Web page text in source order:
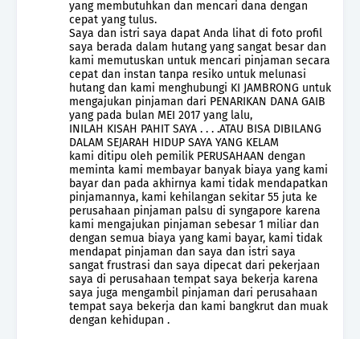
yang membutuhkan dan mencari dana dengan
cepat yang tulus.
Saya dan istri saya dapat Anda lihat di foto profil
saya berada dalam hutang yang sangat besar dan
kami memutuskan untuk mencari pinjaman secara
cepat dan instan tanpa resiko untuk melunasi
hutang dan kami menghubungi KI JAMBRONG untuk
mengajukan pinjaman dari PENARIKAN DANA GAIB
yang pada bulan MEI 2017 yang lalu,
INILAH KISAH PAHIT SAYA . . . .ATAU BISA DIBILANG
DALAM SEJARAH HIDUP SAYA YANG KELAM
kami ditipu oleh pemilik PERUSAHAAN dengan
meminta kami membayar banyak biaya yang kami
bayar dan pada akhirnya kami tidak mendapatkan
pinjamannya, kami kehilangan sekitar 55 juta ke
perusahaan pinjaman palsu di syngapore karena
kami mengajukan pinjaman sebesar 1 miliar dan
dengan semua biaya yang kami bayar, kami tidak
mendapat pinjaman dan saya dan istri saya
sangat frustrasi dan saya dipecat dari pekerjaan
saya di perusahaan tempat saya bekerja karena
saya juga mengambil pinjaman dari perusahaan
tempat saya bekerja dan kami bangkrut dan muak
dengan kehidupan .